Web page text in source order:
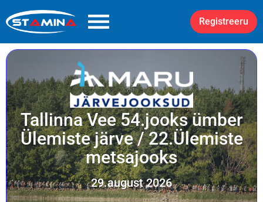
Registreeru
Tallinna Vee 54.jooks ümber
Ülemiste järve / 22.Ülemiste
metsajooks
29.august 2026